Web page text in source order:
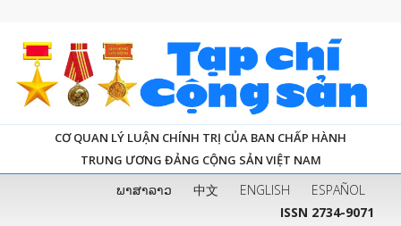
CƠ QUAN LÝ LUẬN CHÍNH TRỊ CỦA BAN CHẤP HÀNH
TRUNG ƯƠNG ĐẢNG CỘNG SẢN VIỆT NAM
ພາສາລາວ 中文 ENGLISH
ESPAÑOL
ISSN 2734-9071